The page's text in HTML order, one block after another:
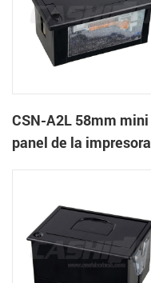
CSN-A2L 58mm mini
panel de la impresora